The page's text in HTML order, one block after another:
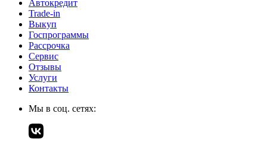
Автокредит
Trade-in
Выкуп
Госпрограммы
Рассрочка
Сервис
Отзывы
Услуги
Контакты
Мы в соц. сетях: